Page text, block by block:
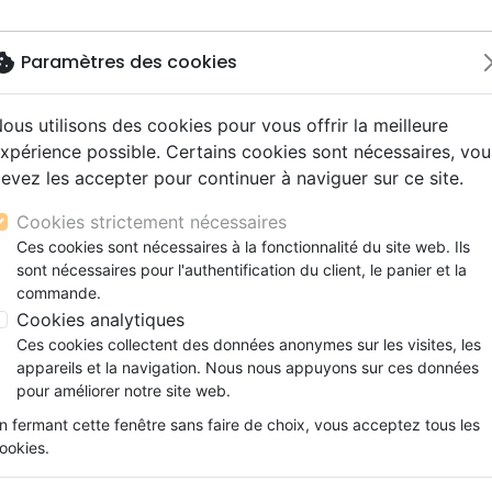
Nouveautés Bibles
gros caractères
d'étude
de mariage
Nouveaux Testaments
Evangiles et extraits
Bibles langues étrangères
Livres
Audio
Couple, famille, individu
Enfants
Formation
Jeunesse
adultes
CD Jeunesse
CD Isräel
Noël, Musique de fête
CD Enfants
spectacles
conférences
Films, fiction
Histoires vraies,
Commerce équitable
Accessoires de Bible
PRENDRE PLAISIR EN DIEU - REFLEXIONS D'UN
PRENDRE PLAISIR EN DIEU -
CHRETIEN
John Piper
RéférenceCLAIR8876 EAN9782921840033
Description
PRENDRE PLAISIR EN DIEU :
L’hédonisme chrétien, c’est à dire
Paramètres des cookies
utilisons des cookies pour vous offrir la meilleure
possible. Certains cookies sont nécessaires,
les accepter pour continuer à naviguer sur ce site.
Cookies strictement nécessaires
Ces cookies sont nécessaires à la fonctionnalité du site web. Ils
sont nécessaires pour l'authentification du client, le panier et la
commande.
Cookies analytiques
Ces cookies collectent des données anonymes sur les visites, les
appareils et la navigation. Nous nous appuyons sur ces données
pour améliorer notre site web.
fermant cette fenêtre sans faire de choix, vous acceptez tous les